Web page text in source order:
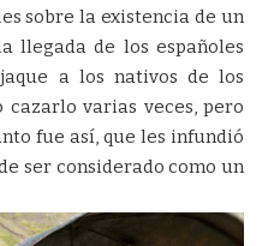
sobre la existencia de un
llegada de los españoles
a los nativos de los
varias veces, pero
fue así, que les infundió
ser considerado como un